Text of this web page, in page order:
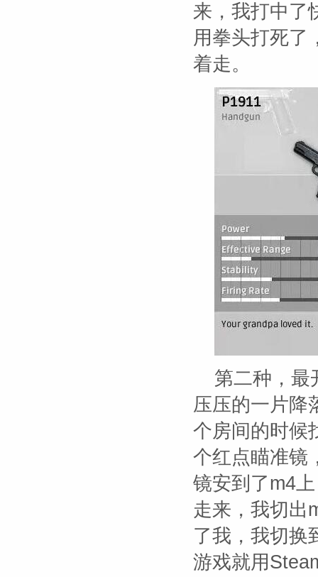
来，我打中了
用拳头打死了
着走。
第二种，最
压压的一片降
个房间的时候
个红点瞄准镜
镜安到了m4
走来，我切出
了我，我切换
游戏就用